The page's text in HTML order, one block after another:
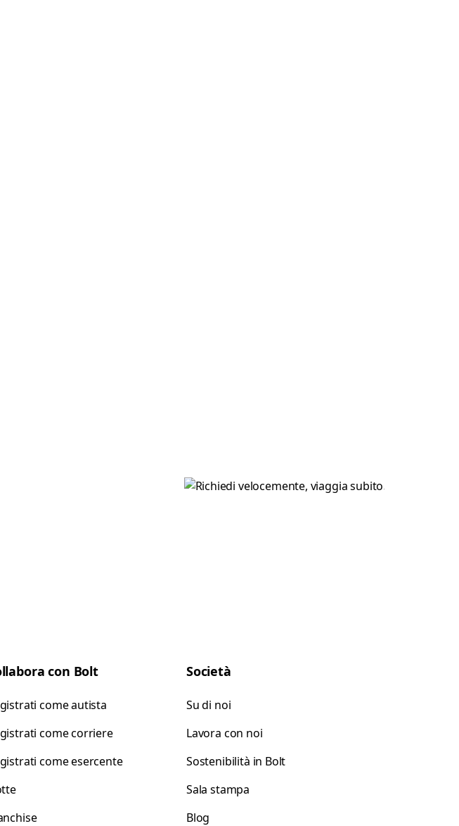
con Bolt
come autista
come corriere
come esercente
Società
Su di noi
Lavora con noi
Sostenibilità in Bolt
Sala stampa
Blog